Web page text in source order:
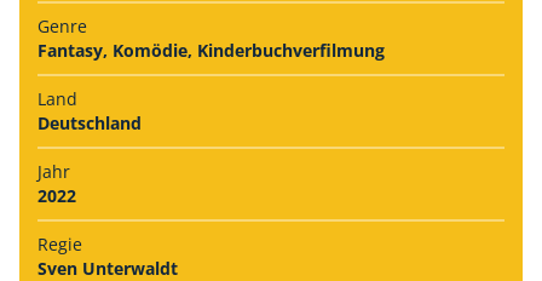
Genre
Fantasy, Komödie, Kinderbuchverfilmung
Land
Deutschland
Jahr
2022
Regie
Sven Unterwaldt